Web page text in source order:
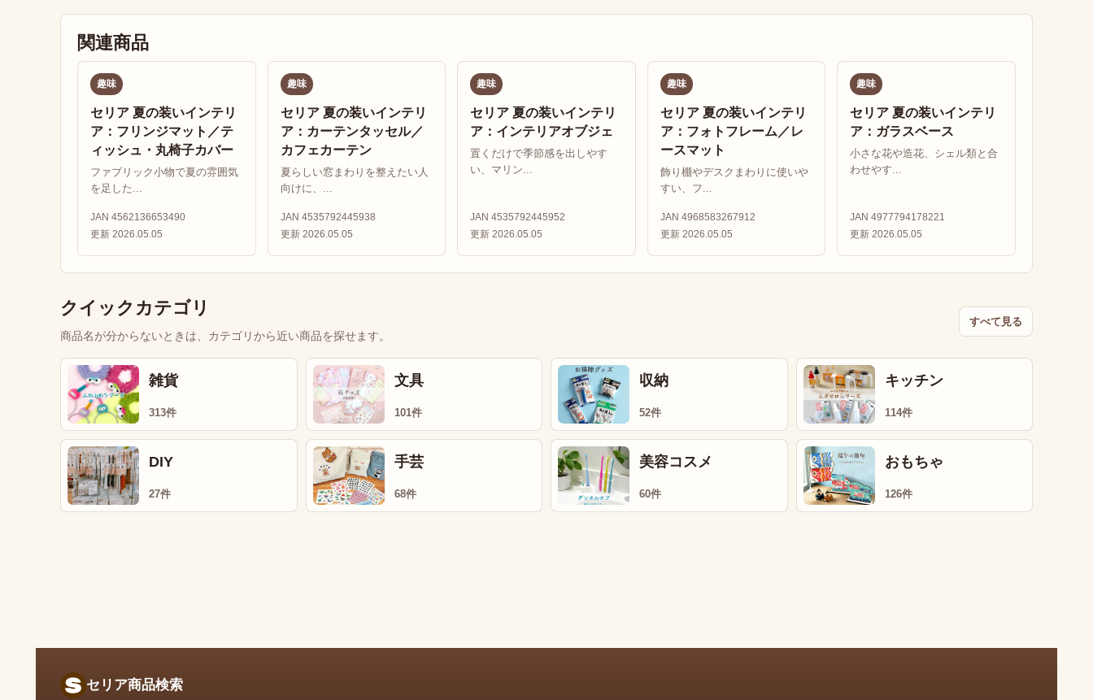
関連商品
趣味
セリア 夏の装いインテリ
ア：フリンジマット／テ
ィッシュ・丸椅子カバー
ファブリック小物で夏の雰囲気
を足した...
JAN 4562136653490
更新 2026.05.05
趣味
セリア 夏の装いインテリ
ア：カーテンタッセル／
カフェカーテン
夏らしい窓まわりを整えたい人
向けに、...
JAN 4535792445938
更新 2026.05.05
趣味
セリア 夏の装いインテリ
ア：インテリアオブジェ
置くだけで季節感を出しやす
い、マリン...
JAN 4535792445952
更新 2026.05.05
趣味
セリア 夏の装いインテリ
ア：フォトフレーム／レ
ースマット
飾り棚やデスクまわりに使いや
すい、フ...
JAN 4968583267912
更新 2026.05.05
趣味
セリア 夏の装いインテリ
ア：ガラスベース
小さな花や造花、シェル類と合
わせやす...
JAN 4977794178221
更新 2026.05.05
クイックカテゴリ
商品名が分からないときは、カテゴリから近い商品を探せます。
すべて見る
雑貨
313件
文具
101件
収納
52件
キッチン
114件
DIY
27件
手芸
68件
美容コスメ
60件
おもちゃ
126件
セリア商品検索